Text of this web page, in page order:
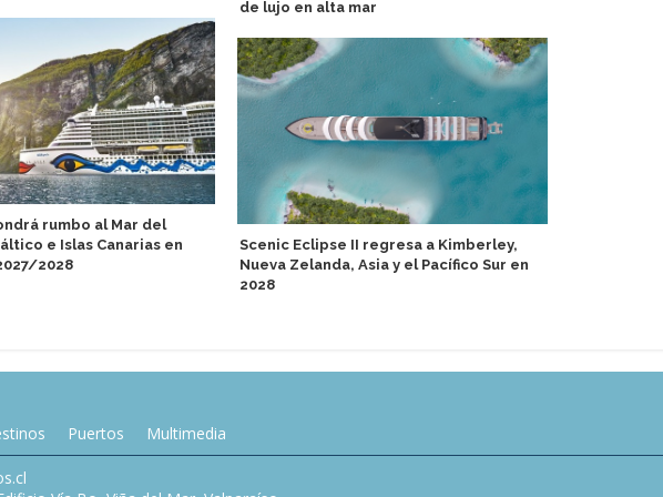
rumbo al Mar del
e Islas Canarias en
2028
de lujo en alta mar
Scenic Eclipse II regresa a Kimberley,
Nueva Zelanda, Asia y el Pacífico Sur en
2028
Puertos Multimedia